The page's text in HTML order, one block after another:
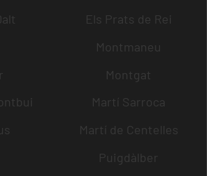
Els Prats de Rei
Montmaneu
Montgat
Martí Sarroca
Martí de Centelles
Puigdàlber